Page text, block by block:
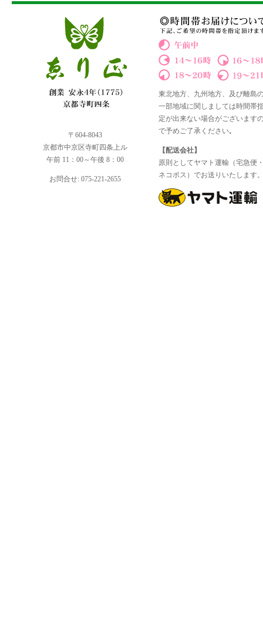
〒604-8043
京都市中京区寺町四条上ル
午前 11：00～午後 8：00
お問合せ: 075-221-2655
東北地方、九州地方、及び離島
一部地域に関しましては時間帯
定が出来ない場合がございます
で予めご了承ください｡
【配送会社】
原則としてヤマト運輸（宅急便
ネコポス）でお送りいたします